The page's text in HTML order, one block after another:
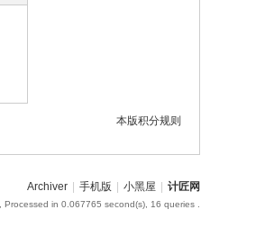
本版积分规则
Archiver 手机版 小黑屋 计匠网
, Processed in 0.067765 second(s), 16 queries .